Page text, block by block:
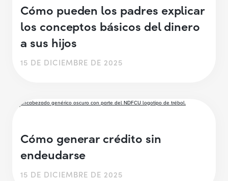
Cómo pueden los padres explicar
los conceptos básicos del dinero
a sus hijos
15 DE DICIEMBRE DE 2025
Cómo generar crédito sin
endeudarse
15 DE DICIEMBRE DE 2025